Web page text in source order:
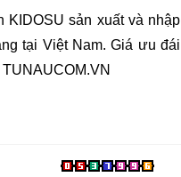
sản xuất và nhập
tại Việt Nam. Giá ưu đái